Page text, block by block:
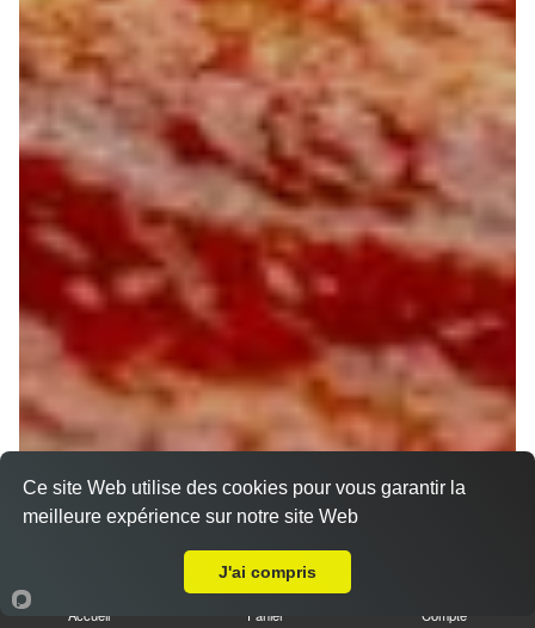
Accueil Panier Compte
Ce site Web utilise des cookies pour vous garantir la
meilleure expérience sur notre site Web
J'ai compris